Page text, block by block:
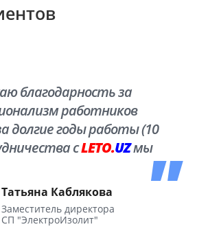
благодарность за
работников
долгие годы работы (10
сLETO.UZмы
Родины.
Татьяна Каблякова
Заместитель директора
СП "ЭлектроИзолит"